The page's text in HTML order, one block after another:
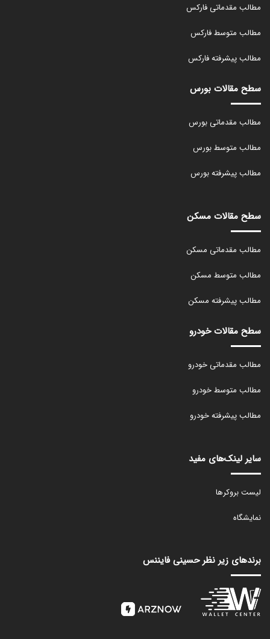
مطالب مقدماتی فارکس
مطالب متوسط فارکس
مطالب پیشرفته فارکس
سطح مقالات بورس
مطالب مقدماتی بورس
مطالب متوسط بورس
مطالب پیشرفته بورس
سطح مقالات مسکن
مطالب مقدماتی مسکن
مطالب متوسط مسکن
مطالب پیشرفته مسکن
سطح مقالات خودرو
مطالب مقدماتی خودرو
مطالب متوسط خودرو
مطالب پیشرفته خودرو
سایر لینک‌های مفید
لیست بروکرها
نمایشگاه
برندهای زیر نظر حسینی فایننس